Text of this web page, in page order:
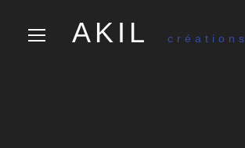
AKIL créations